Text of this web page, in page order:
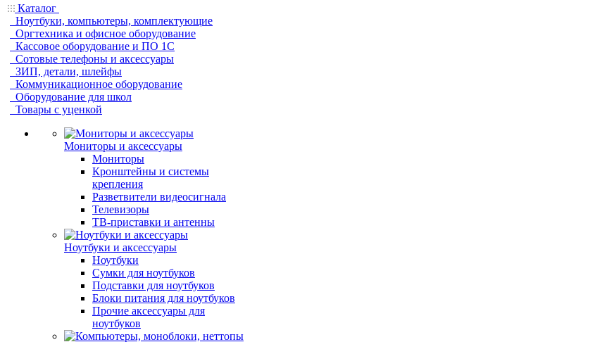
Каталог
Ноутбуки, компьютеры, комплектующие
Оргтехника и офисное оборудование
Кассовое оборудование и ПО 1С
Сотовые телефоны и аксессуары
ЗИП, детали, шлейфы
Коммуникационное оборудование
Оборудование для школ
Товары с уценкой
Мониторы и аксессуары
Мониторы
Кронштейны и системы
крепления
Разветвители видеосигнала
Телевизоры
ТВ-приставки и антенны
Ноутбуки и аксессуары
Ноутбуки
Сумки для ноутбуков
Подставки для ноутбуков
Блоки питания для ноутбуков
Прочие аксессуары для
ноутбуков